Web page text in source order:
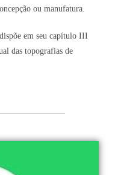
ou manufatura.
em seu capítulo III
das topografias de